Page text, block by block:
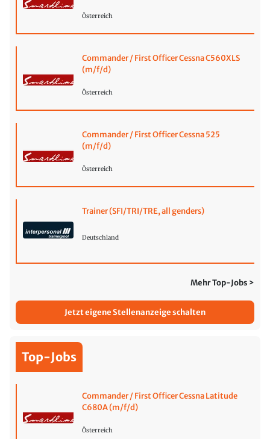
Österreich
Commander / First Officer Cessna C560XLS
(m/f/d)
Österreich
Commander / First Officer Cessna 525
(m/f/d)
Österreich
Trainer (SFI/TRI/TRE, all genders)
Deutschland
Mehr Top-Jobs >
Jetzt eigene Stellenanzeige schalten
Top-Jobs
Commander / First Officer Cessna Latitude
C680A (m/f/d)
Österreich